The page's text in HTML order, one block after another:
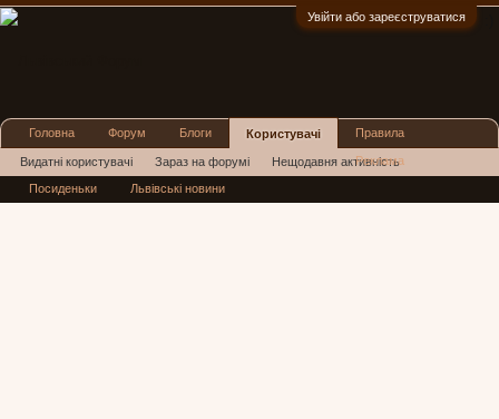
Увійти або зареєструватися
Головна Форум Блоги Користувачі
Видатні користувачі Зараз на форумі Нещодавня активність
Нові повідомлення профілю
Правила
Реклама
Посиденьки Львівські новини